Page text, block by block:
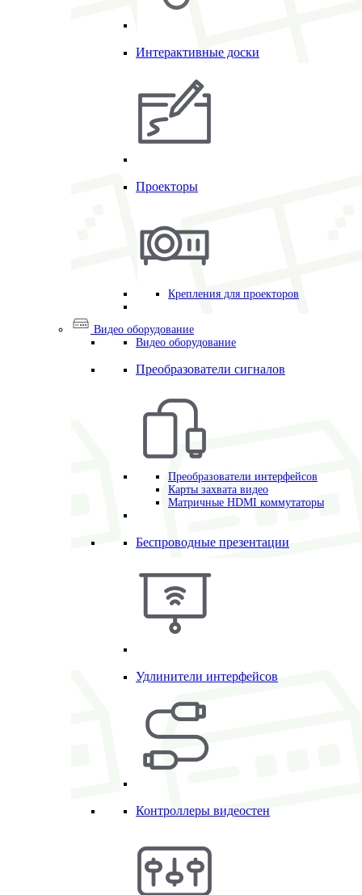
Интерактивные доски
Проекторы
Крепления для проекторов
Видео оборудование
Видео оборудование
Преобразователи сигналов
Преобразователи интерфейсов
Карты захвата видео
Матричные HDMI коммутаторы
Беспроводные презентации
Удлинители интерфейсов
Контроллеры видеостен